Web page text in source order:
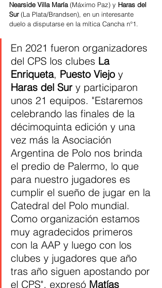
Nearside Villa María (Máximo Paz) y Haras del
Sur (La Plata/Brandsen), en un interesante
duelo a disputarse en la mítica Cancha n°1.
En 2021 fueron organizadores
del CPS los clubes La
Enriqueta, Puesto Viejo y
Haras del Sur y participaron
unos 21 equipos. "Estaremos
celebrando las finales de la
décimoquinta edición y una
vez más la Asociación
Argentina de Polo nos brinda
el predio de Palermo, lo que
para nuestro jugadores es
cumplir el sueño de jugar en la
Catedral del Polo mundial.
Como organización estamos
muy agradecidos primeros
con la AAP y luego con los
clubes y jugadores que año
tras año siguen apostando por
el CPS", expresó Matías